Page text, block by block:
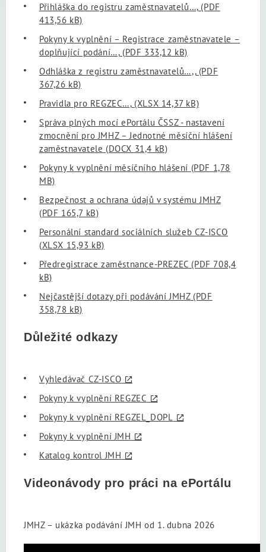
Přihláška do registru zaměstnavatelů…,(PDF
413,56 kB)
Pokyny k vyplnění – Registrace zaměstnavatele –
doplňující podání…,(PDF 333,12 kB)
Odhláška z registru zaměstnavatelů…,,(PDF
367,26 kB)
Pravidla pro REGZEC…,(XLSX 14,37 kB)
Správa plných mocí ePortálu ČSSZ - nastavení
zmocnění pro JMHZ – Jednotné měsíční hlášení
zaměstnavatele (DOCX 31,4 kB)
Pokyny k vyplnění měsíčního hlášení (PDF 1,78
MB)
Bezpečnost a ochrana údajů v systému JMHZ
(PDF 165,7 kB)
Personální standard sociálních služeb CZ-ISCO
(XLSX 15,93 kB)
Předregistrace zaměstnance-PREZEC (PDF 708,4
kB)
Nejčastější dotazy při podávání JMHZ(PDF
358,78 kB)
Důležité odkazy
Vyhledávač CZ-ISCO
Pokyny k vyplnění REGZEC
Pokyny k vyplnění REGZEL_DOPL
Pokyny k vyplnění JMH
Katalog kontrol JMH
Videonávody pro práci na ePortálu
JMHZ – ukázka podávání JMH od 1. dubna 2026